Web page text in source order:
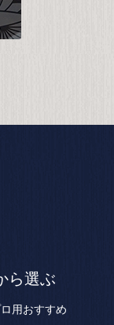
ら選ぶ
用おすすめ